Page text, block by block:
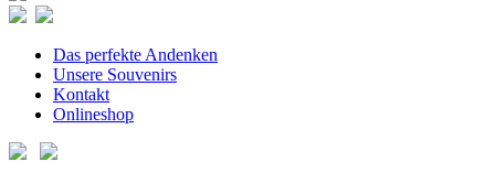
Das perfekte Andenken
Unsere Souvenirs
Kontakt
Onlineshop